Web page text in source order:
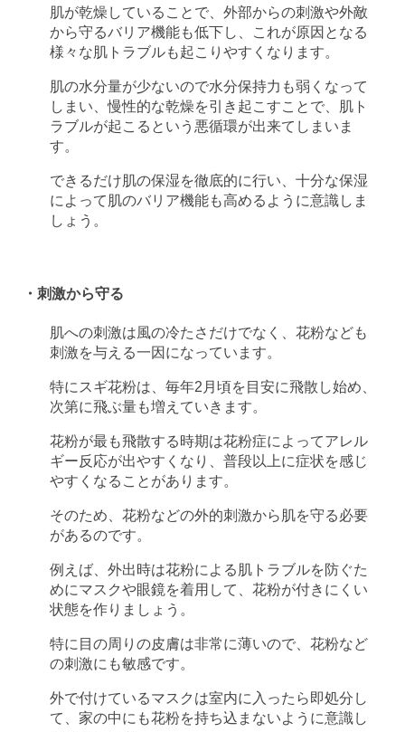
肌が乾燥していることで、外部からの刺激や外敵
から守るバリア機能も低下し、これが原因となる
様々な肌トラブルも起こりやすくなります。
肌の水分量が少ないので水分保持力も弱くなって
しまい、慢性的な乾燥を引き起こすことで、肌ト
ラブルが起こるという悪循環が出来てしまいま
す。
できるだけ肌の保湿を徹底的に行い、十分な保湿
によって肌のバリア機能も高めるように意識しま
しょう。
・刺激から守る
肌への刺激は風の冷たさだけでなく、花粉なども
刺激を与える一因になっています。
特にスギ花粉は、毎年2月頃を目安に飛散し始め、
次第に飛ぶ量も増えていきます。
花粉が最も飛散する時期は花粉症によってアレル
ギー反応が出やすくなり、普段以上に症状を感じ
やすくなることがあります。
そのため、花粉などの外的刺激から肌を守る必要
があるのです。
例えば、外出時は花粉による肌トラブルを防ぐた
めにマスクや眼鏡を着用して、花粉が付きにくい
状態を作りましょう。
特に目の周りの皮膚は非常に薄いので、花粉など
の刺激にも敏感です。
外で付けているマスクは室内に入ったら即処分し
て、家の中にも花粉を持ち込まないように意識し